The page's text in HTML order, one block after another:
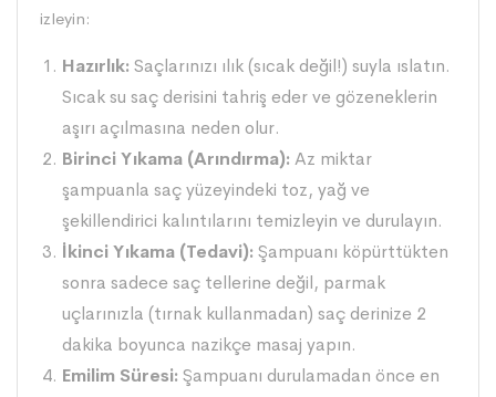
izleyin:
Hazırlık: Saçlarınızı ılık (sıcak değil!) suyla ıslatın.
Sıcak su saç derisini tahriş eder ve gözeneklerin
aşırı açılmasına neden olur.
Birinci Yıkama (Arındırma): Az miktar
şampuanla saç yüzeyindeki toz, yağ ve
şekillendirici kalıntılarını temizleyin ve durulayın.
İkinci Yıkama (Tedavi): Şampuanı köpürttükten
sonra sadece saç tellerine değil, parmak
uçlarınızla (tırnak kullanmadan) saç derinize 2
dakika boyunca nazikçe masaj yapın.
Emilim Süresi: Şampuanı durulamadan önce en